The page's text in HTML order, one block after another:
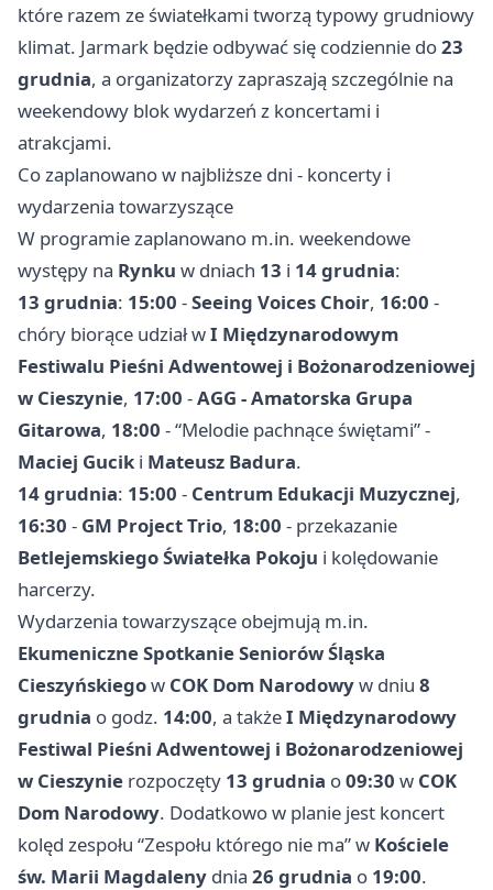
które razem ze światełkami tworzą typowy grudniowy
klimat. Jarmark będzie odbywać się codziennie do23
grudnia, a organizatorzy zapraszają szczególnie na
weekendowy blok wydarzeń z koncertami i
atrakcjami.
Co zaplanowano w najbliższe dni - koncerty i
wydarzenia towarzyszące
W programie zaplanowano m.in. weekendowe
występy na Rynku w dniach 13 i 14 grudnia:
13 grudnia: 15:00 -Seeing Voices Choir, 16:00 -
chóry biorące udział wI Międzynarodowym
Festiwalu Pieśni Adwentowej i Bożonarodzeniowej
w Cieszynie, 17:00 -AGG - Amatorska Grupa
Gitarowa, 18:00 - “Melodie pachnące świętami” -
Maciej Gucik i Mateusz Badura.
14 grudnia: 15:00 - Centrum Edukacji Muzycznej,
16:30 - GM Project Trio, 18:00 - przekazanie
Betlejemskiego Światełka Pokoju i kolędowanie
harcerzy.
Wydarzenia towarzyszące obejmują m.in.
Ekumeniczne Spotkanie Seniorów Śląska
Cieszyńskiegow COK Dom Narodowyw dniu 8
grudnia o godz. 14:00, a takżeI Międzynarodowy
Festiwal Pieśni Adwentowej i Bożonarodzeniowej
w Cieszynie rozpoczęty 13 grudnia o09:30 w COK
Dom Narodowy. Dodatkowo w planie jest koncert
kolęd zespołu “Zespołu którego nie ma” w Kościele
św. Marii Magdaleny dnia 26 grudnia o 19:00.